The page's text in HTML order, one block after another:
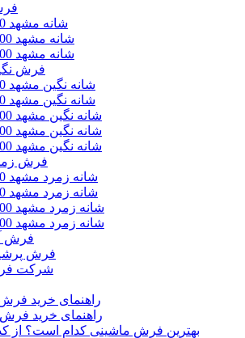
700 شانه مشهد
1200 شانه مشهد
1500 شانه مشهد
فرش
500 شانه نگین مشهد
700 شانه نگین مشهد
1000 شانه نگین مشهد
1200 شانه نگین مشهد
1500 شانه نگین مشهد
فرش
500 شانه زمرد مشهد
700 شانه زمرد مشهد
1200 شانه زمرد مشهد
1500 شانه زمرد مشهد
فرش
فرش
شرکت
راهنمای خرید
راهنمای خرید
بهترین فرش ماشینی کدام است؟ از